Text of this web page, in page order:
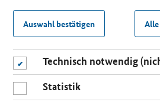
Auswahl bestätigen
Technisch notwendig
Statistik